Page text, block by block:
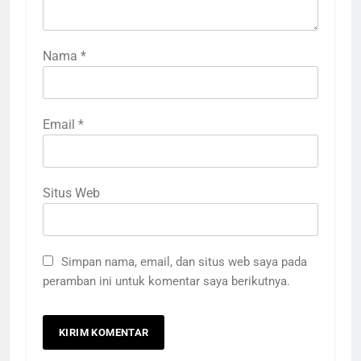
Nama *
Email *
Situs Web
Simpan nama, email, dan situs web saya pada
peramban ini untuk komentar saya berikutnya.